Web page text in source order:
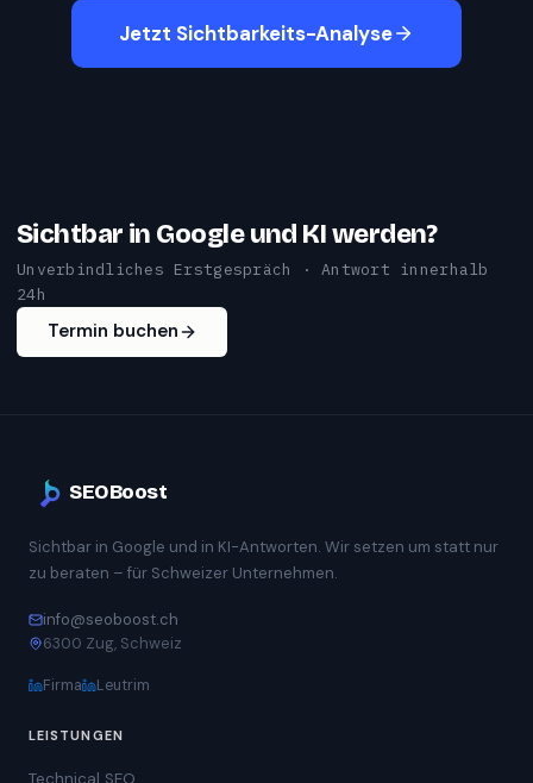
Jetzt Sichtbarkeits-Analyse
Sichtbar in Google und KI werden?
Unverbindliches Erstgespräch · Antwort innerhalb
24h
Termin buchen
SEOBoost
Sichtbar in Google und in KI-Antworten. Wir setzen um statt nur
zu beraten – für Schweizer Unternehmen.
info@seoboost.ch
6300 Zug, Schweiz
Firma Leutrim
LEISTUNGEN
Technical SEO